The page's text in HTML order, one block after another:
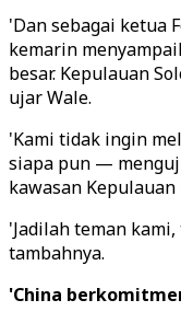
'Dan sebagai ketua
kemarin
besar. Kepulauan
ujar Wale.
'Kami tidak ingin
siapa pun —
kawasan
'Jadilah teman
tambahnya.
'China